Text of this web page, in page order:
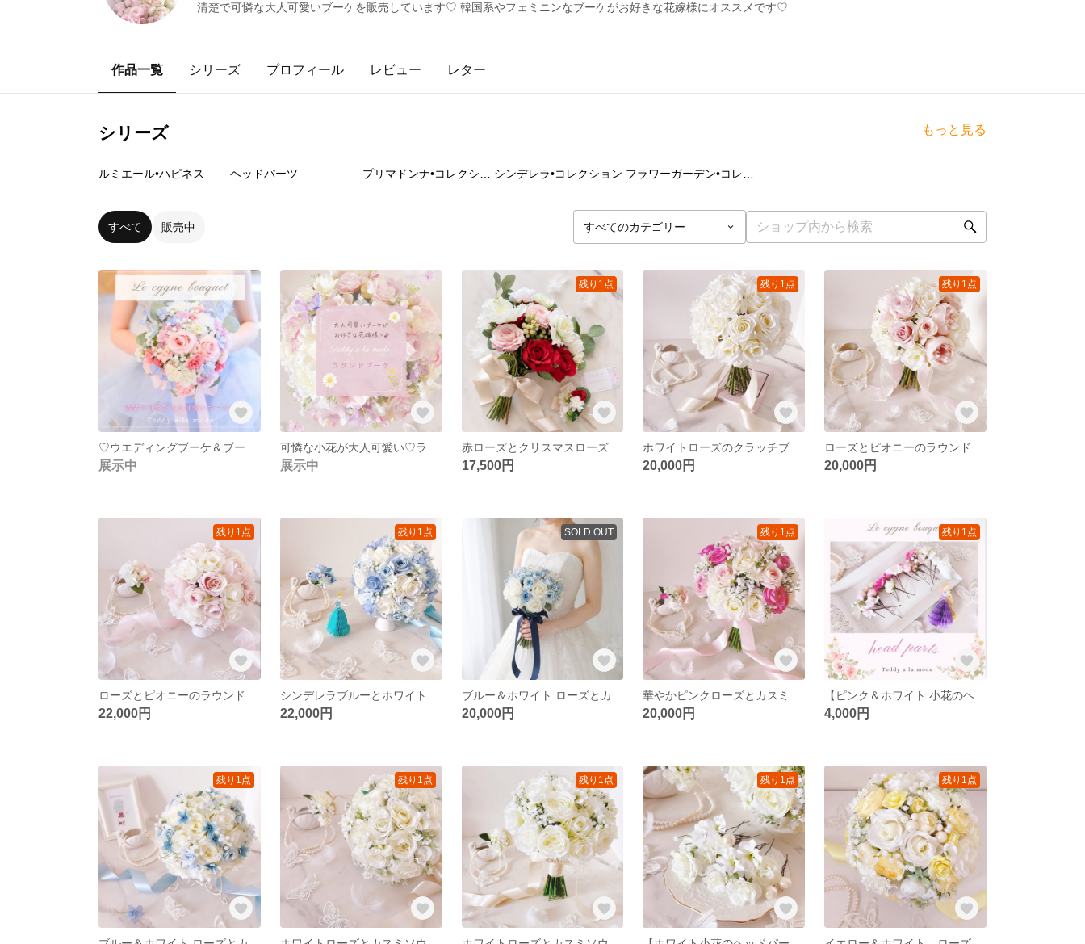
清楚で可憐な大人可愛いブーケを販売しています♡ 韓国系やフェミニンなブーケがお好きな花嫁様にオススメです♡
作品一覧 シリーズ プロフィール レビュー レター
シリーズ もっと見る
ルミエール•ハピネス ヘッドパーツ シンデレラ•コレクション
すべて 販売中
展示中 展示中
残り1点
赤ローズとクリスマスローズのウェディングブーケ・ブートニアセット｜クラッチブーケ｜アーティフィシャルフラワー（造花）
17,500円
残り1点
20,000円
残り1点
20,000円
残り1点
22,000円
残り1点
22,000円
SOLD OUT
20,000円
残り1点
20,000円
残り1点
4,000円
残り1点 残り1点 残り1点 残り1点 残り1点